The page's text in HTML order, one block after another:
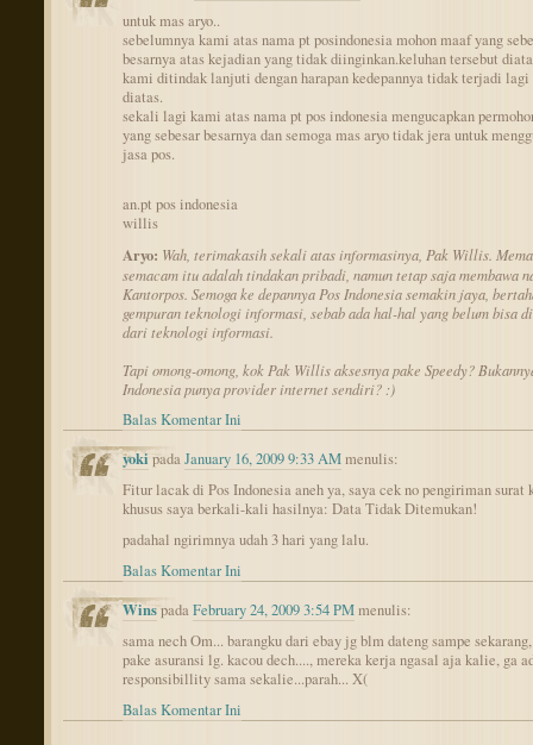
untuk mas aryo..
sebelumnya kami atas nama pt posindonesia mohon maaf yang
besarnya atas kejadian yang tidak diinginkan.keluhan tersebut
kami ditindak lanjuti dengan harapan kedepannya tidak terjadi
diatas.
sekali lagi kami atas nama pt pos indonesia mengucapkan
yang sebesar besarnya dan semoga mas aryo tidak jera untuk
jasa pos.
an.pt pos indonesia
willis
Aryo: Wah, terimakasih sekali atas informasinya, Pak Willis.
semacam itu adalah tindakan pribadi, namun tetap saja membawa
Kantorpos. Semoga ke depannya Pos Indonesia semakin jaya,
gempuran teknologi informasi, sebab ada hal-hal yang belum bisa
dari teknologi informasi.
Tapi omong-omong, kok Pak Willis aksesnya pake Speedy?
Indonesia punya provider internet sendiri? :)
Balas Komentar Ini
yoki padaJanuary 16, 2009 9:33 AMmenulis:
Fitur lacak di Pos Indonesia aneh ya, saya cek no pengiriman surat
khusus saya berkali-kali hasilnya: Data Tidak Ditemukan!
padahal ngirimnya udah 3 hari yang lalu.
Balas Komentar Ini
WinspadaFebruary 24, 2009 3:54 PMmenulis:
sama nech Om... barangku dari ebay jg blm dateng sampe
pake asuransi lg. kacou dech...., mereka kerja ngasal aja kalie, ga
responsibillity sama sekalie...parah... X(
Balas Komentar Ini